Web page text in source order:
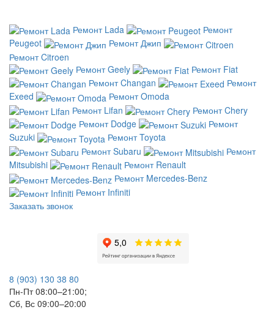
Ремонт Lada
Ремонт
Peugeot
Ремонт Джип
Ремонт Citroen
Ремонт Geely
Ремонт Fiat
Ремонт Changan
Ремонт
Exeed
Ремонт Omoda
Ремонт Lifan
Ремонт Chery
Ремонт Dodge
Ремонт
Suzuki
Ремонт Toyota
Ремонт Subaru
Ремонт
Mitsubishi
Ремонт Renault
Ремонт Mercedes-Benz
Ремонт Infiniti
Заказать звонок
8 (903) 130 38 80
Пн-Пт 08:00–21:00;
Сб, Вс 09:00–20:00